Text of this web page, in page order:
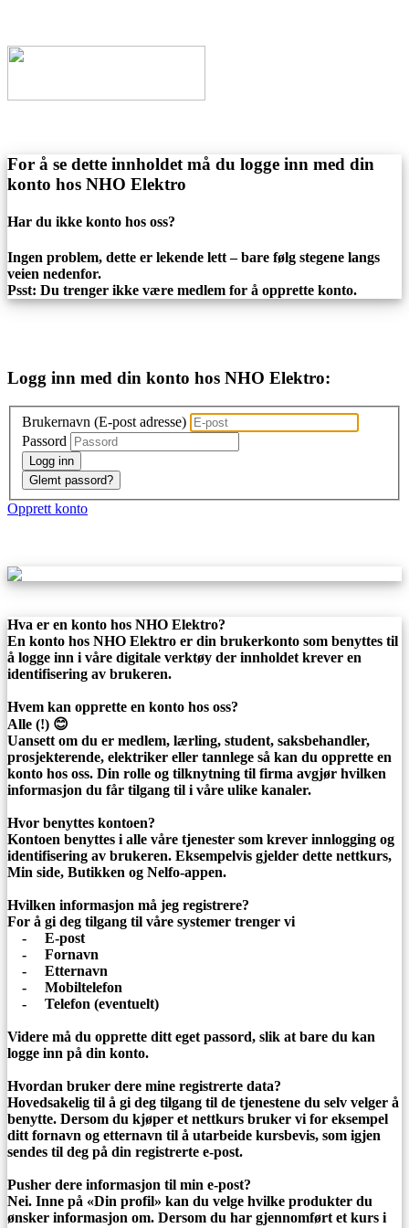
For å se dette innholdet må du logge inn med din
konto hos NHO Elektro
Har du ikke konto hos oss?
Ingen problem, dette er lekende lett – bare følg stegene langs
veien nedenfor.
Psst: Du trenger ikke være medlem for å opprette konto.
Logg inn med din konto hos NHO Elektro:
Brukernavn (E-post adresse)
Passord
Logg inn
Glemt passord?
Opprett konto
Hva er en konto hos NHO Elektro?
En konto hos NHO Elektro er din brukerkonto som benyttes til
å logge inn i våre digitale verktøy der innholdet krever en
identifisering av brukeren.
Hvem kan opprette en konto hos oss?
Alle (!) 😊
Uansett om du er medlem, lærling, student, saksbehandler,
prosjekterende, elektriker eller tannlege så kan du opprette en
konto hos oss. Din rolle og tilknytning til firma avgjør hvilken
informasjon du får tilgang til i våre ulike kanaler.
Hvor benyttes kontoen?
Kontoen benyttes i alle våre tjenester som krever innlogging og
identifisering av brukeren. Eksempelvis gjelder dette nettkurs,
Min side, Butikken og Nelfo-appen.
Hvilken informasjon må jeg registrere?
For å gi deg tilgang til våre systemer trenger vi
- E-post
- Fornavn
- Etternavn
- Mobiltelefon
- Telefon (eventuelt)
Videre må du opprette ditt eget passord, slik at bare du kan
logge inn på din konto.
Hvordan bruker dere mine registrerte data?
Hovedsakelig til å gi deg tilgang til de tjenestene du selv velger å
benytte. Dersom du kjøper et nettkurs bruker vi for eksempel
ditt fornavn og etternavn til å utarbeide kursbevis, som igjen
sendes til deg på din registrerte e-post.
Pusher dere informasjon til min e-post?
Nei. Inne på «Din profil» kan du velge hvilke produkter du
ønsker informasjon om. Dersom du har gjennomført et kurs i